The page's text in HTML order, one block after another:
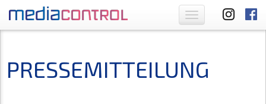
Toggle
navigation
PRESSEMITTEILUNG